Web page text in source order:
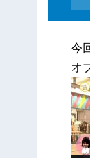
今
オ